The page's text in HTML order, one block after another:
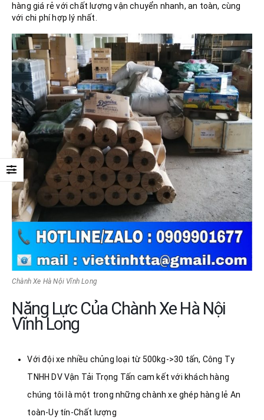
hàng giá rẻ với chất lượng vận chuyển nhanh, an toàn, cùng
với chi phí hợp lý nhất.
Chành Xe Hà Nội Vĩnh Long
Năng Lực Của Chành Xe Hà Nội
Vĩnh Long
Với đội xe nhiều chủng loại từ 500kg->30 tấn, Công Ty
TNHH DV Vận Tải Trọng Tấn cam kết với khách hàng
chúng tôi là một trong những chành xe ghép hàng lẻ An
toàn-Uy tín-Chất lượng